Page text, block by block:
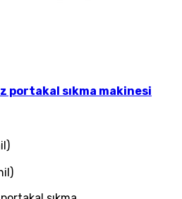
portakal sıkma makinesi